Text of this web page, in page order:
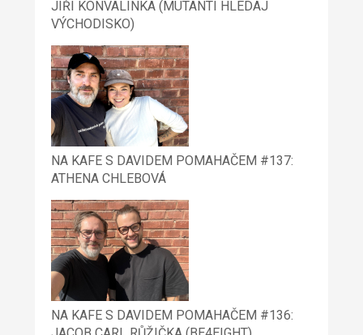
JIŘÍ KONVALINKA (MUTANTI HLEDAJ
VÝCHODISKO)
NA KAFE S DAVIDEM POMAHAČEM #137:
ATHENA CHLEBOVÁ
NA KAFE S DAVIDEM POMAHAČEM #136: